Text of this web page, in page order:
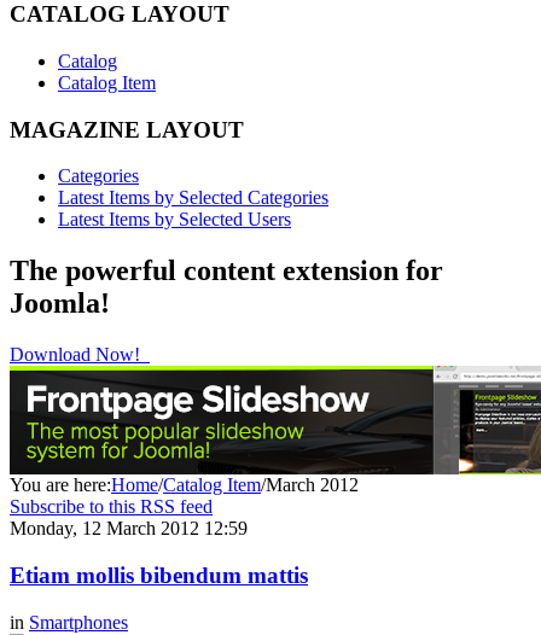
CATALOG LAYOUT
Catalog
Catalog Item
MAGAZINE LAYOUT
Categories
Latest Items by Selected Categories
Latest Items by Selected Users
The powerful content extension for
Joomla!
Download Now!
You are here:Home/Catalog Item/March 2012
Subscribe to this RSS feed
Monday, 12 March 2012 12:59
Etiam mollis bibendum mattis
in Smartphones